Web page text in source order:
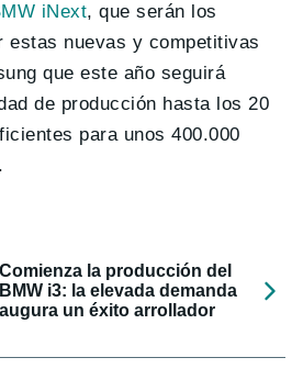
iNext, que serán los
estas nuevas y competitivas
que este año seguirá
de producción hasta los 20
para unos 400.000
Comienza la producción del
BMW i3: la elevada demanda
augura un éxito arrollador